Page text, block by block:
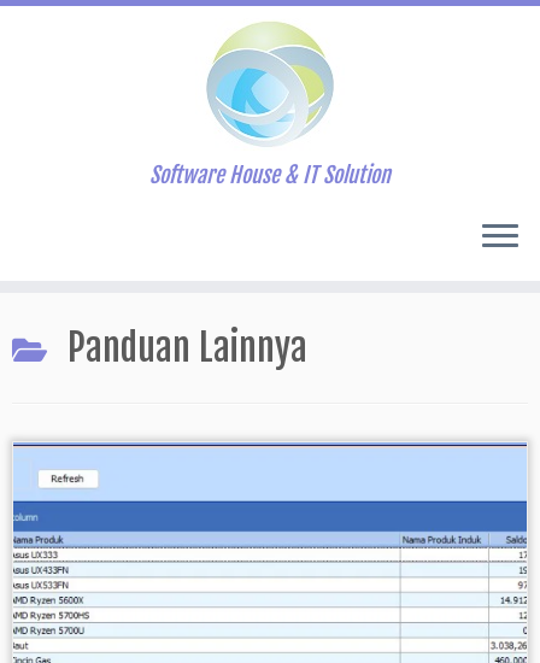
to
content
Software House & IT Solution
Panduan Lainnya